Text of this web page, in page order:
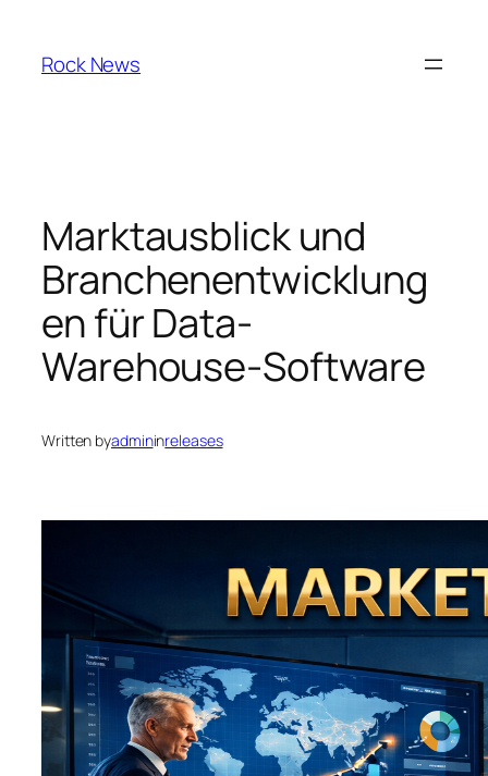
content
Rock News
Marktausblick und
Branchenentwicklung
en für Data-
Warehouse-Software
Written byadmininreleases